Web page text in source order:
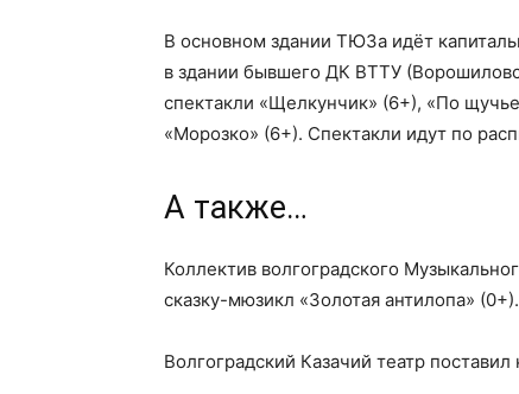
В основном здании ТЮЗа идёт
в здании бывшего ДК ВТТУ
спектакли «Щелкунчик» (6+), «По
«Морозко» (6+). Спектакли идут по
А также…
Коллектив волгоградского
сказку-мюзикл «Золотая антилопа» (0+).
Волгоградский Казачий театр